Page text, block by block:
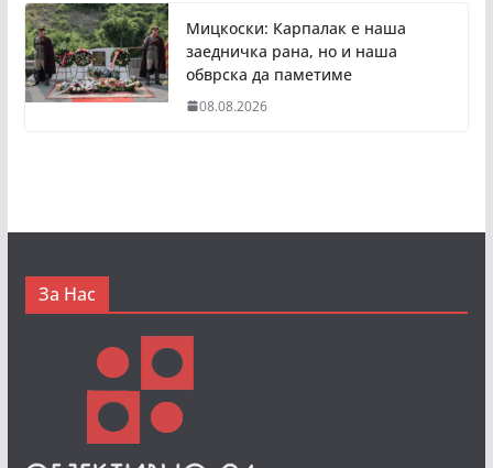
Мицкоски: Карпалак е наша
заедничка рана, но и наша
обврска да паметиме
08.08.2026
За Нас